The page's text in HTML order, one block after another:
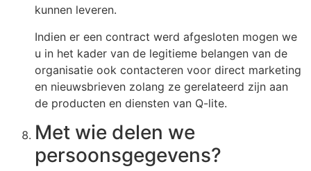
kunnen leveren.
Indien er een contract werd afgesloten mogen we
u in het kader van de legitieme belangen van de
organisatie ook contacteren voor direct marketing
en nieuwsbrieven zolang ze gerelateerd zijn aan
de producten en diensten van Q-lite.
Met wie delen we
persoonsgegevens?